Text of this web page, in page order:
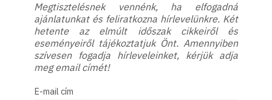
Megtisztelésnek vennénk, ha elfogadná
ajánlatunkat és feliratkozna hírlevelünkre. Két
hetente az elmúlt időszak cikkeiről és
eseményeiről tájékoztatjuk Önt. Amennyiben
szívesen fogadja hírleveleinket, kérjük adja
meg email címét!
E-mail cím